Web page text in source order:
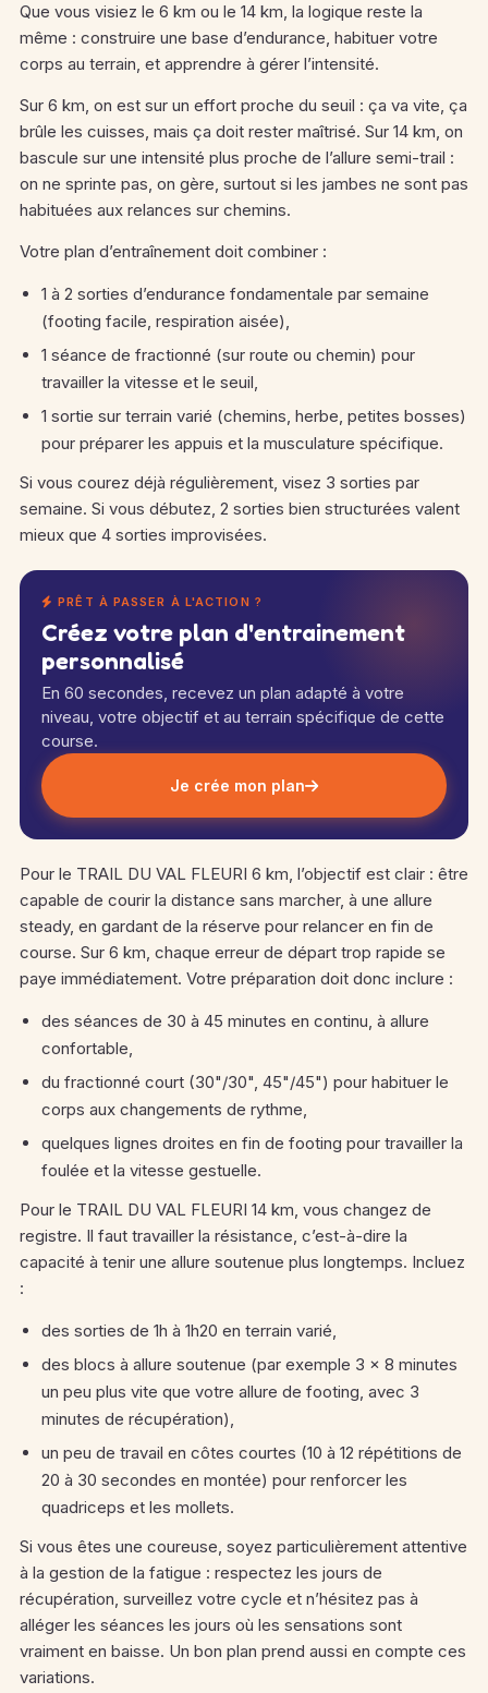
Que vous visiez le 6 km ou le 14 km, la logique reste la
même : construire une base d’endurance, habituer votre
corps au terrain, et apprendre à gérer l’intensité.
Sur 6 km, on est sur un effort proche du seuil : ça va vite, ça
brûle les cuisses, mais ça doit rester maîtrisé. Sur 14 km, on
bascule sur une intensité plus proche de l’allure semi-trail :
on ne sprinte pas, on gère, surtout si les jambes ne sont pas
habituées aux relances sur chemins.
Votre plan d’entraînement doit combiner :
1 à 2 sorties d’endurance fondamentale par semaine
(footing facile, respiration aisée),
1 séance de fractionné (sur route ou chemin) pour
travailler la vitesse et le seuil,
1 sortie sur terrain varié (chemins, herbe, petites bosses)
pour préparer les appuis et la musculature spécifique.
Si vous courez déjà régulièrement, visez 3 sorties par
semaine. Si vous débutez, 2 sorties bien structurées valent
mieux que 4 sorties improvisées.
PRÊT À PASSER À L'ACTION ?
Créez votre plan d'entrainement
personnalisé
En 60 secondes, recevez un plan adapté à votre
niveau, votre objectif et au terrain spécifique de cette
course.
Je crée mon plan
Pour le TRAIL DU VAL FLEURI 6 km, l’objectif est clair : être
capable de courir la distance sans marcher, à une allure
steady, en gardant de la réserve pour relancer en fin de
course. Sur 6 km, chaque erreur de départ trop rapide se
paye immédiatement. Votre préparation doit donc inclure :
des séances de 30 à 45 minutes en continu, à allure
confortable,
du fractionné court (30"/30", 45"/45") pour habituer le
corps aux changements de rythme,
quelques lignes droites en fin de footing pour travailler la
foulée et la vitesse gestuelle.
Pour le TRAIL DU VAL FLEURI 14 km, vous changez de
registre. Il faut travailler la résistance, c’est-à-dire la
capacité à tenir une allure soutenue plus longtemps. Incluez
:
des sorties de 1h à 1h20 en terrain varié,
des blocs à allure soutenue (par exemple 3 × 8 minutes
un peu plus vite que votre allure de footing, avec 3
minutes de récupération),
un peu de travail en côtes courtes (10 à 12 répétitions de
20 à 30 secondes en montée) pour renforcer les
quadriceps et les mollets.
Si vous êtes une coureuse, soyez particulièrement attentive
à la gestion de la fatigue : respectez les jours de
récupération, surveillez votre cycle et n’hésitez pas à
alléger les séances les jours où les sensations sont
vraiment en baisse. Un bon plan prend aussi en compte ces
variations.